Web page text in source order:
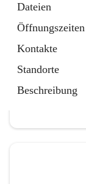
Dateien
Öffnungszeiten
Kontakte
Standorte
Beschreibung